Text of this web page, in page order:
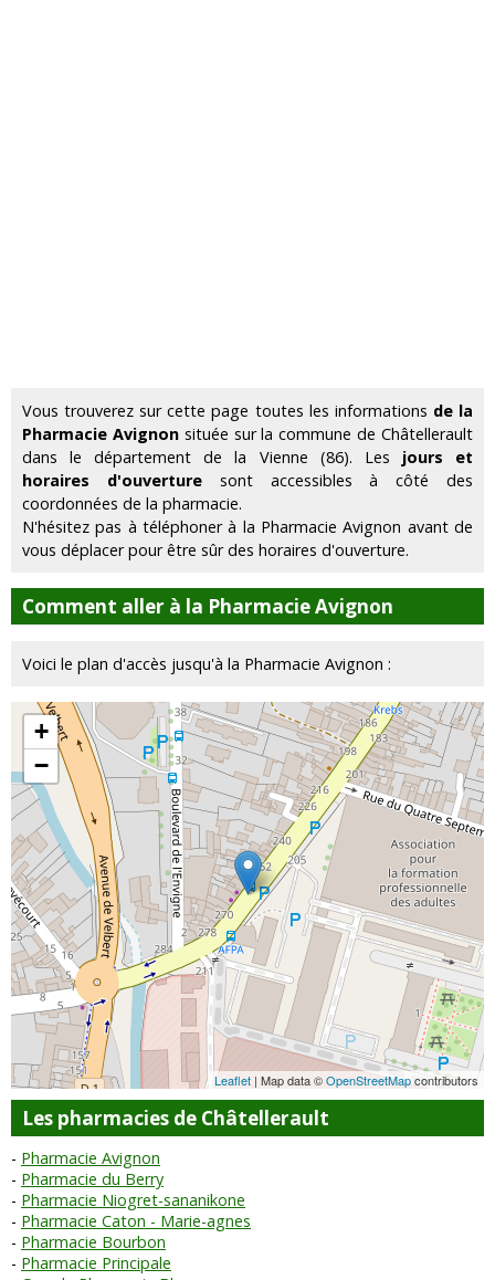
Vous trouverez sur cette page toutes les informations de la
Pharmacie Avignonsituée sur la commune de Châtellerault
dans le département de la Vienne (86). Les jours et
horaires d'ouverturesont accessibles à côté des
coordonnées de la pharmacie.
N'hésitez pas à téléphoner à la Pharmacie Avignon avant de
vous déplacer pour être sûr des horaires d'ouverture.
Comment aller à la Pharmacie Avignon
Voici le plan d'accès jusqu'à la Pharmacie Avignon :
+
−
Leaflet | Map data ©OpenStreetMapcontributors
Les pharmacies de Châtellerault
Pharmacie Avignon
Pharmacie du Berry
Pharmacie Niogret-sananikone
Pharmacie Caton - Marie-agnes
Pharmacie Bourbon
Pharmacie Principale